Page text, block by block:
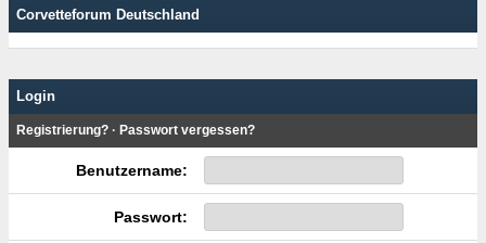
Corvetteforum Deutschland
Login
Registrierung? · Passwort vergessen?
Benutzername:
Passwort: